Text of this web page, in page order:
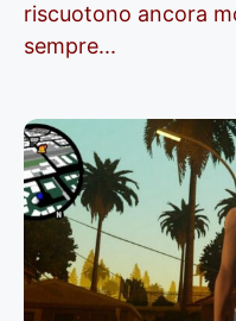
riscuotono ancora
sempre...